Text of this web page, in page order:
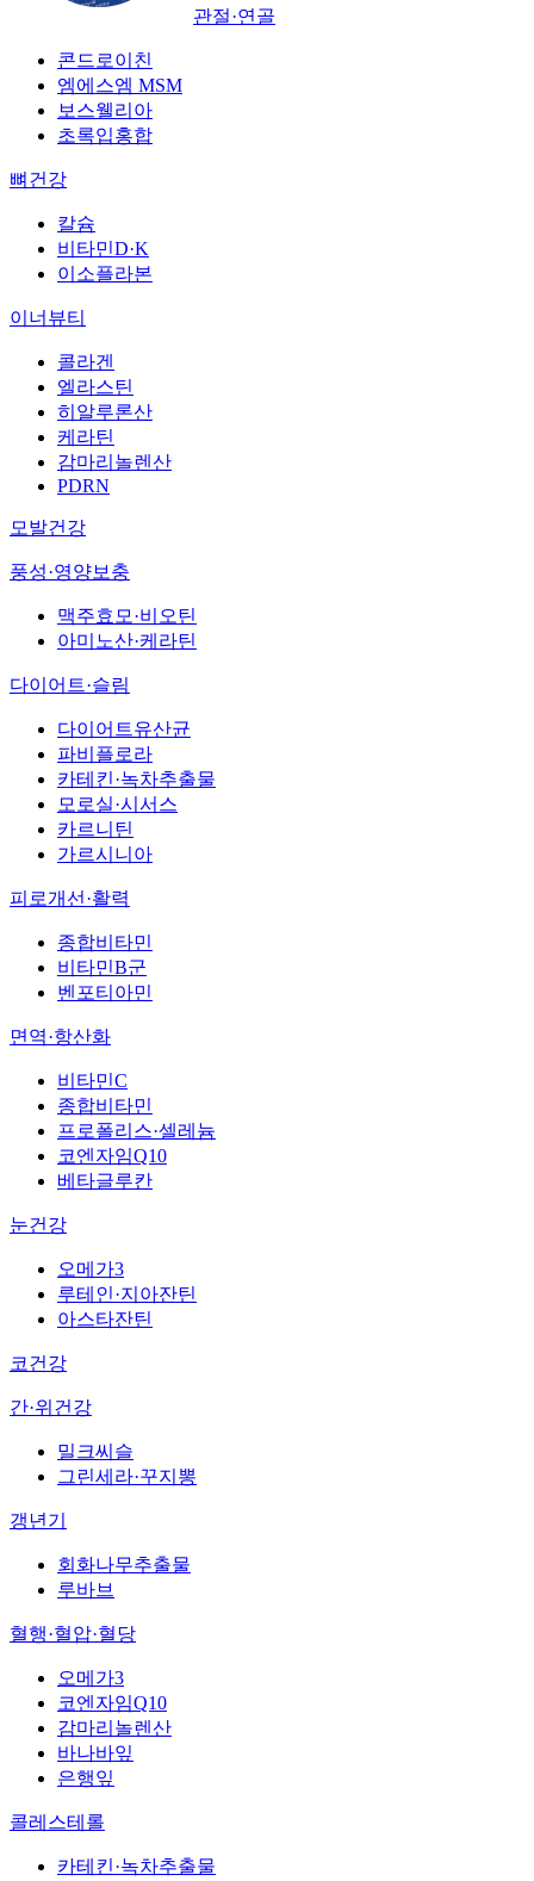
관절·연골
콘드로이친
엠에스엠 MSM
보스웰리아
초록입홍합
뼈건강
칼슘
비타민D·K
이소플라본
이너뷰티
콜라겐
엘라스틴
히알루론산
케라틴
감마리놀렌산
PDRN
모발건강
풍성·영양보충
맥주효모·비오틴
아미노산·케라틴
다이어트·슬림
다이어트유산균
파비플로라
카테킨·녹차추출물
모로실·시서스
카르니틴
가르시니아
피로개선·활력
종합비타민
비타민B군
벤포티아민
면역·항산화
비타민C
종합비타민
프로폴리스·셀레늄
코엔자임Q10
베타글루칸
눈건강
오메가3
루테인·지아잔틴
아스타잔틴
코건강
간·위건강
밀크씨슬
그린세라·꾸지뽕
갱년기
회화나무추출물
루바브
혈행·혈압·혈당
오메가3
코엔자임Q10
감마리놀렌산
바나바잎
은행잎
콜레스테롤
카테킨·녹차추출물